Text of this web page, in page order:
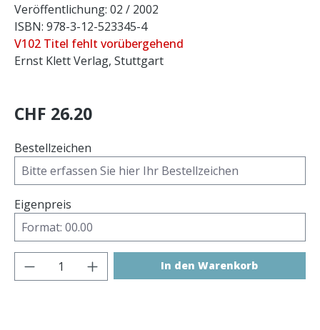
Veröffentlichung: 02 / 2002
ISBN: 978-3-12-523345-4
V102 Titel fehlt vorübergehend
Ernst Klett Verlag, Stuttgart
CHF 26.20
Bestellzeichen
Eigenpreis
Produkt Anzahl: Gib den gewünschten
In den Warenkorb